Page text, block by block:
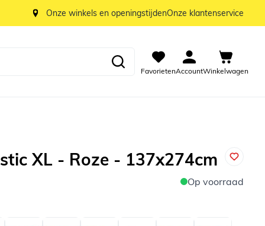
Onze winkels en openingstijdenOnze klantenservice
FavorietenAccountWinkelwagen
XL - Roze - 137x274cm
Op voorraad